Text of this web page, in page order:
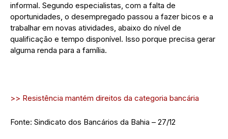
informal. Segundo especialistas, com a falta de
oportunidades, o desempregado passou a fazer bicos e a
trabalhar em novas atividades, abaixo do nível de
qualificação e tempo disponível. Isso porque precisa gerar
alguma renda para a família.
>> Resistência mantém direitos da categoria bancária
Fonte: Sindicato dos Bancários da Bahia – 27/12